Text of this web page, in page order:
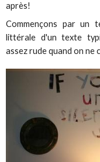
après!
Commençons par un
littérale d'un texte
assez rude quand on ne